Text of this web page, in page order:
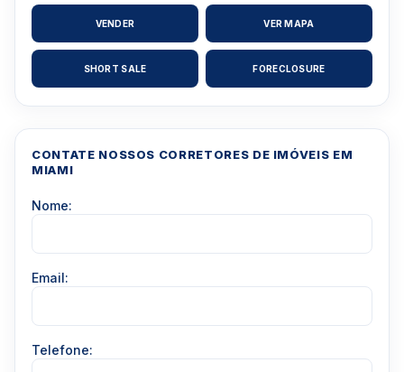
VENDER VER MAPA
SHORT SALE FORECLOSURE
CONTATE NOSSOS CORRETORES DE IMÓVEIS EM
MIAMI
Nome:
Email:
Telefone: